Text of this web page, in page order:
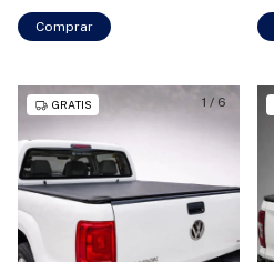
Comprar
1 / 6
GRATIS